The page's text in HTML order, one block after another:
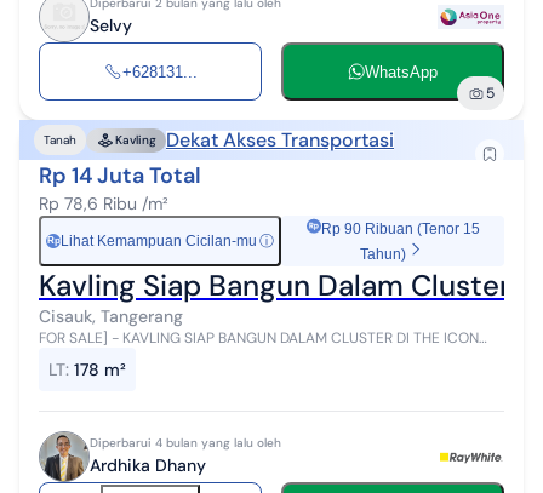
Selvy
+628131... WhatsApp
5
Tanah Kavling Dekat Akses Transportasi
Rp 14 Juta Total
Rp 78,6 Ribu /m²
Rp Lihat Kemampuan Cicilan-mu ⓘ
Rp 90 Ribuan (Tenor 15
Tahun)
Kavling Siap Bangun Dalam Cluster
Cisauk, Tangerang
FOR SALE] - KAVLING SIAP BANGUN DALAM CLUSTER DI THE ICON
LT: 178 m2 Lebar : ...
LT: 178 m²
Diperbarui 4 bulan yang lalu oleh
Ardhika Dhany